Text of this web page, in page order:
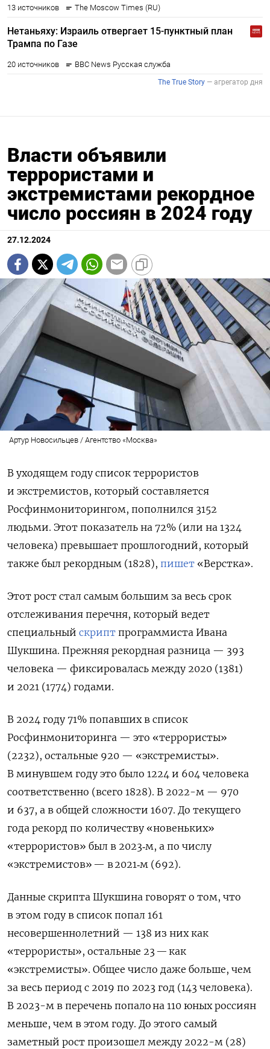
Власти объявили
террористами и
экстремистами рекордное
число россиян в 2024 году
27.12.2024
Артур Новосильцев / Агентство «Москва»
В уходящем году список террористов
и экстремистов, который составляется
Росфинмониторингом, пополнился 3152
людьми. Этот показатель на 72% (или на 1324
человека) превышает прошлогодний, который
также был рекордным (1828), пишет «Верстка».
Этот рост стал самым большим за весь срок
отслеживания перечня, который ведет
специальный скрипт программиста Ивана
Шукшина. Прежняя рекордная разница — 393
человека — фиксировалась между 2020 (1381)
и 2021 (1774) годами.
В 2024 году 71% попавших в список
Росфинмониторинга — это «террористы»
(2232), остальные 920 — «экстремисты».
В минувшем году это было 1224 и 604 человека
соответственно (всего 1828). В 2022-м — 970
и 637, а в общей сложности 1607. До текущего
года рекорд по количеству «новеньких»
«террористов» был в 2023‑м, а по числу
«экстремистов» — в 2021‑м (692).
Данные скрипта Шукшина говорят о том, что
в этом году в список попал 161
несовершеннолетний — 138 из них как
«террористы», остальные 23 — как
«экстремисты». Общее число даже больше, чем
за весь период с 2019 по 2023 год (143 человека).
В 2023-м в перечень попало на 110 юных россиян
меньше, чем в этом году. До этого самый
заметный рост произошел между 2022-м (28)